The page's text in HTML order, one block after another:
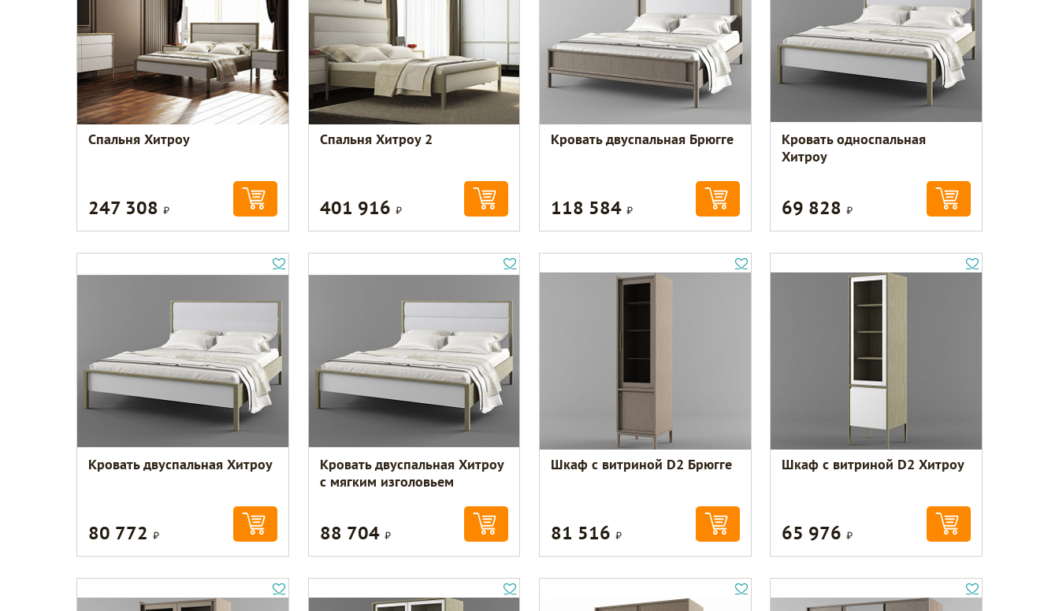
Спальня Хитроу
247 308Р
Спальня Хитроу 2
401 916 Р
Кровать двуспальная Брюгге
118 584 Р
Кровать односпальная
Хитроу
69 828Р
Кровать двуспальная Хитроу
80 772Р
Кровать двуспальная Хитроу
с мягким изголовьем
88 704 Р
Шкаф с витриной D2 Брюгге
81 516 Р
Шкаф с витриной D2 Хитроу
65 976Р